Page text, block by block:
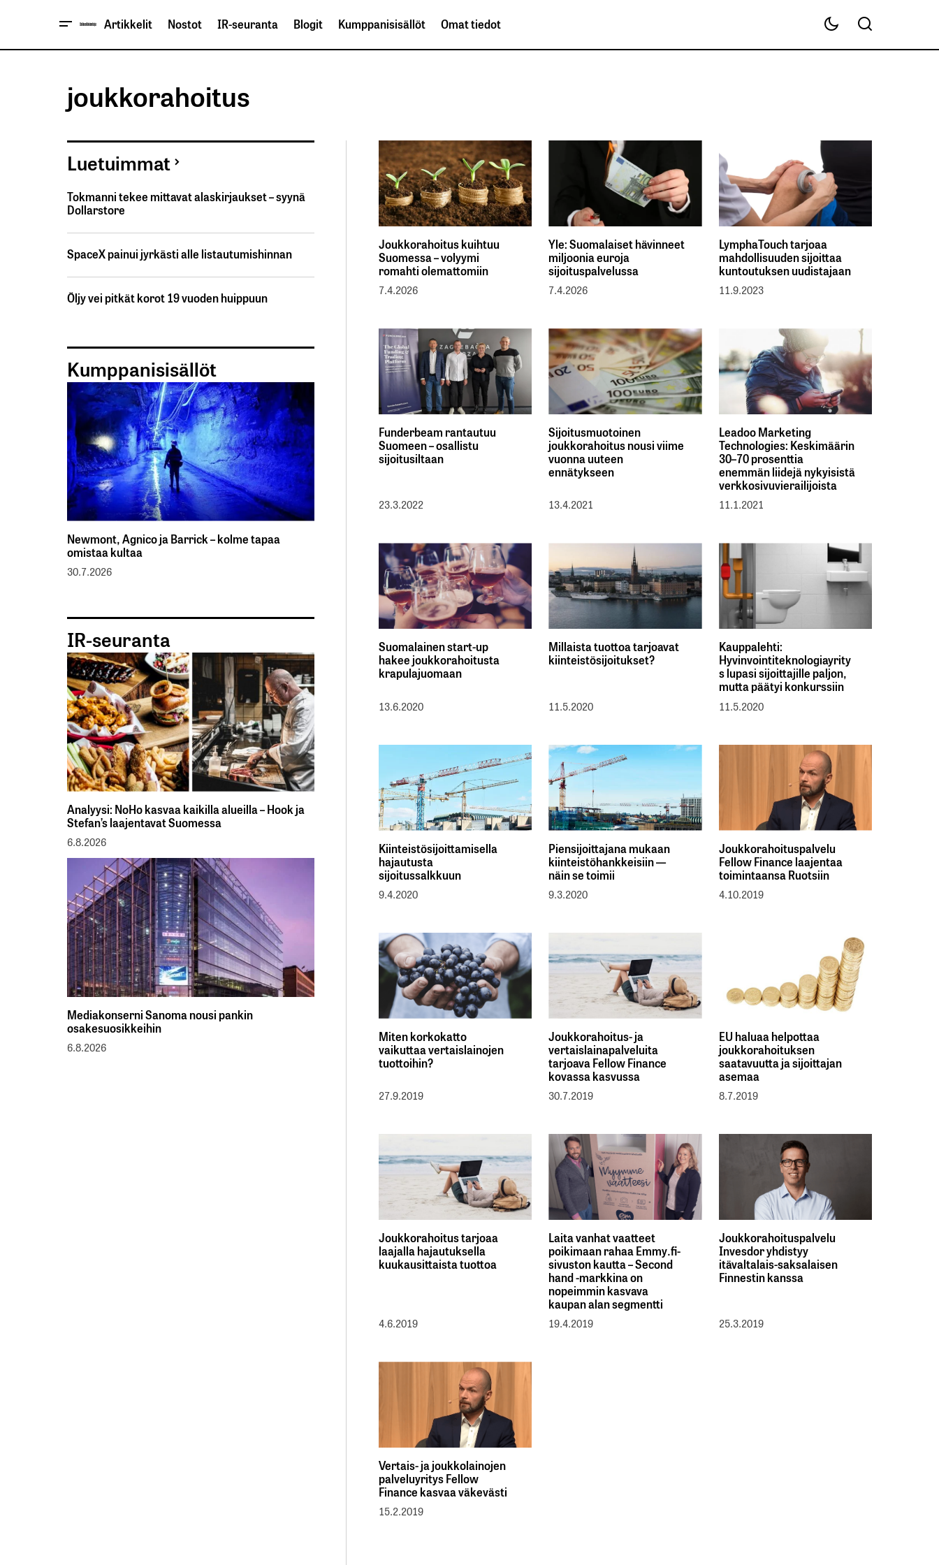
Artikkelit Nostot IR-seuranta Blogit Kumppanisisällöt Omat tiedot
joukkorahoitus
Joukkorahoitus kuihtuu
Suomessa – volyymi
romahti olemattomiin
7.4.2026
Yle: Suomalaiset hävinneet
miljoonia euroja
sijoituspalvelussa
7.4.2026
LymphaTouch tarjoaa
mahdollisuuden sijoittaa
kuntoutuksen uudistajaan
11.9.2023
Funderbeam rantautuu
Suomeen – osallistu
sijoitusiltaan
23.3.2022
Sijoitusmuotoinen
joukkorahoitus nousi viime
vuonna uuteen
ennätykseen
13.4.2021
Leadoo Marketing
Technologies: Keskimäärin
30–70 prosenttia
enemmän liidejä nykyisistä
verkkosivuvierailijoista
11.1.2021
Suomalainen start-up
hakee joukkorahoitusta
krapulajuomaan
13.6.2020
Millaista tuottoa tarjoavat
kiinteistösijoitukset?
11.5.2020
Kauppalehti:
Hyvinvointiteknologiayrity
s lupasi sijoittajille paljon,
mutta päätyi konkurssiin
11.5.2020
Kiinteistösijoittamisella
hajautusta
sijoitussalkkuun
9.4.2020
Piensijoittajana mukaan
kiinteistöhankkeisiin —
näin se toimii
9.3.2020
Joukkorahoituspalvelu
Fellow Finance laajentaa
toimintaansa Ruotsiin
4.10.2019
Miten korkokatto
vaikuttaa vertaislainojen
tuottoihin?
27.9.2019
Joukkorahoitus- ja
vertaislainapalveluita
tarjoava Fellow Finance
kovassa kasvussa
30.7.2019
EU haluaa helpottaa
joukkorahoituksen
saatavuutta ja sijoittajan
asemaa
8.7.2019
Joukkorahoitus tarjoaa
laajalla hajautuksella
kuukausittaista tuottoa
4.6.2019
Laita vanhat vaatteet
poikimaan rahaa Emmy.fi-
sivuston kautta – Second
hand -markkina on
nopeimmin kasvava
kaupan alan segmentti
19.4.2019
Joukkorahoituspalvelu
Invesdor yhdistyy
itävaltalais-saksalaisen
Finnestin kanssa
25.3.2019
Vertais- ja joukkolainojen
palveluyritys Fellow
Finance kasvaa väkevästi
15.2.2019
Luetuimmat
Tokmanni tekee mittavat alaskirjaukset – syynä
Dollarstore
SpaceX painui jyrkästi alle listautumishinnan
Öljy vei pitkät korot 19 vuoden huippuun
Kumppanisisällöt
Newmont, Agnico ja Barrick – kolme tapaa
omistaa kultaa
30.7.2026
IR-seuranta
Analyysi: NoHo kasvaa kaikilla alueilla – Hook ja
Stefan’s laajentavat Suomessa
6.8.2026
Mediakonserni Sanoma nousi pankin
osakesuosikkeihin
6.8.2026